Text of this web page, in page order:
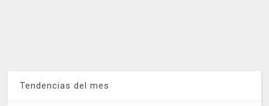
Tendencias del mes